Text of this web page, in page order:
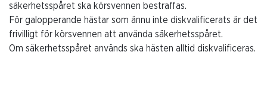
säkerhetsspåret ska körsvennen bestraffas.
För galopperande hästar som ännu inte diskvalificerats är det
frivilligt för körsvennen att använda säkerhetsspåret.
Om säkerhetsspåret används ska hästen alltid diskvalificeras.